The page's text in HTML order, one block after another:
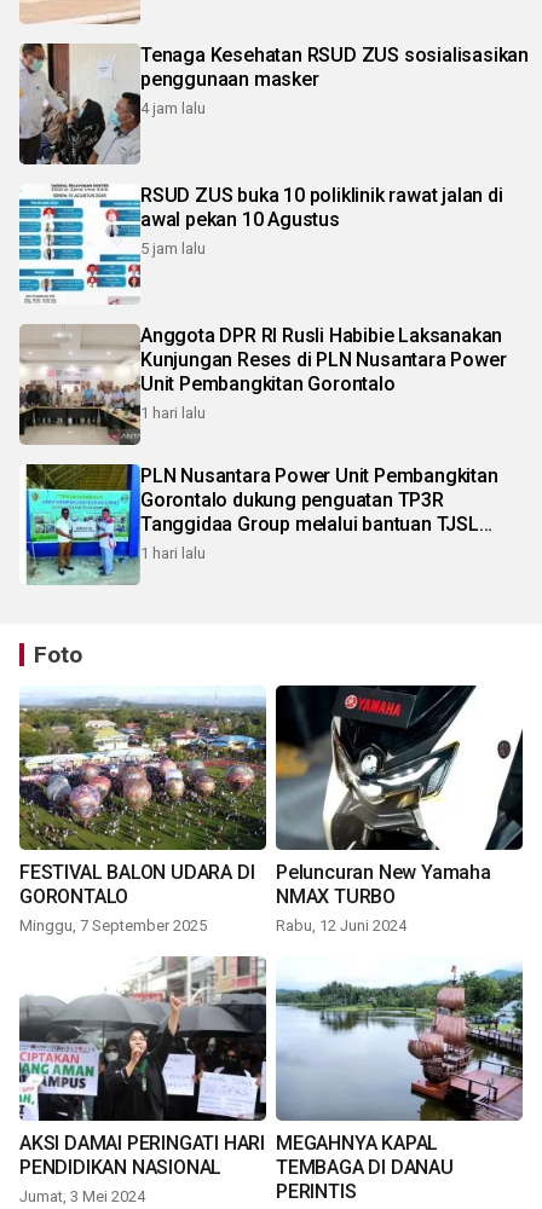
Tenaga Kesehatan RSUD ZUS sosialisasikan
penggunaan masker
4 jam lalu
RSUD ZUS buka 10 poliklinik rawat jalan di
awal pekan 10 Agustus
5 jam lalu
Anggota DPR RI Rusli Habibie Laksanakan
Kunjungan Reses di PLN Nusantara Power
Unit Pembangkitan Gorontalo
1 hari lalu
PLN Nusantara Power Unit Pembangkitan
Gorontalo dukung penguatan TP3R
Tanggidaa Group melalui bantuan TJSL
berbasis ekonomi sirkular
1 hari lalu
Foto
FESTIVAL BALON UDARA DI
GORONTALO
Minggu, 7 September 2025
Peluncuran New Yamaha
NMAX TURBO
Rabu, 12 Juni 2024
AKSI DAMAI PERINGATI HARI
PENDIDIKAN NASIONAL
Jumat, 3 Mei 2024
MEGAHNYA KAPAL
TEMBAGA DI DANAU
PERINTIS